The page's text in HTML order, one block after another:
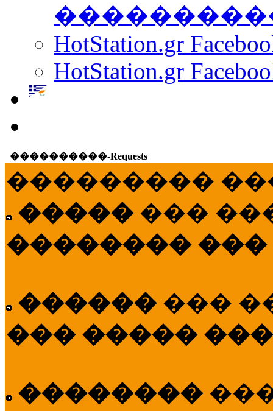
HotStation.gr
HotStation.gr
����������-Requests
���������
����� ���
�������� ���
������ ���
��� �����
��������